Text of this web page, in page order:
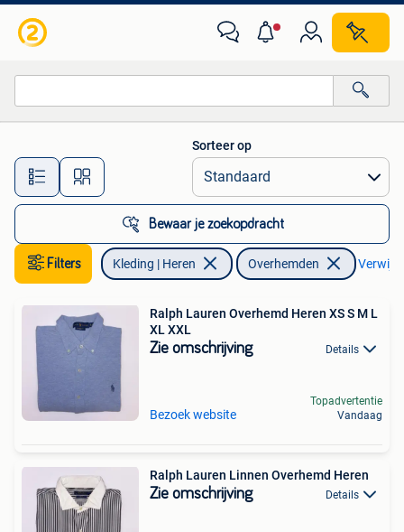
Alle afstanden…
Sorteer op
Bewaar je zoekopdracht
Filters Kleding | Heren Overhemden
Ralph Lauren Overhemd Heren XS S M L
XL XXL
Zie omschrijving Details
Bezoek website
Topadvertentie
Vandaag
Ralph Lauren Linnen Overhemd Heren
Zie omschrijving Details